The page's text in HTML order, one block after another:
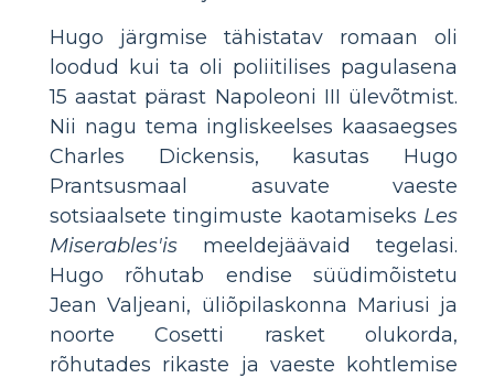
Hugo järgmise tähistatav romaan oli
loodud kui ta oli poliitilises pagulasena
15 aastat pärast Napoleoni III ülevõtmist.
Nii nagu tema ingliskeelses kaasaegses
Charles Dickensis, kasutas Hugo
Prantsusmaal asuvate vaeste
sotsiaalsete tingimuste kaotamiseks Les
Miserables'is meeldejäävaid tegelasi.
Hugo rõhutab endise süüdimõistetu
Jean Valjeani, üliõpilaskonna Mariusi ja
noorte Cosetti rasket olukorda,
rõhutades rikaste ja vaeste kohtlemise